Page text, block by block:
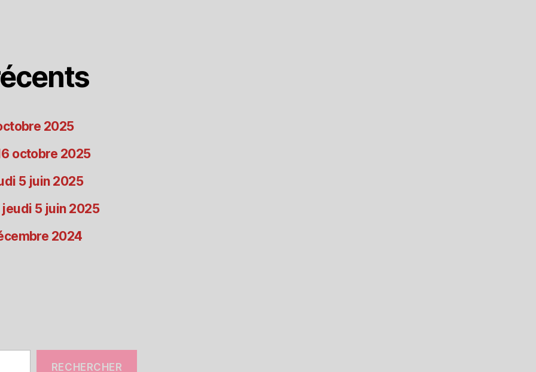
2025
octobre 2025
5 juin 2025
jeudi 5 juin 2025
2024
RECHERCHER